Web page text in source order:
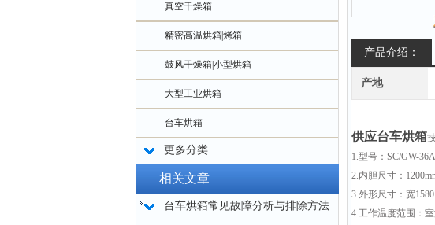
真空干燥箱
精密高温烘箱|烤箱
鼓风干燥箱|小型烘箱
大型工业烘箱
台车烘箱
更多分类
相关文章
台车烘箱常见故障分析与排除方法
产品介绍：
产地
供应台车烘箱
1.型号：SC/GW-36A
2.内胆尺寸：
3.外形尺寸：宽
4.工作温度范围：